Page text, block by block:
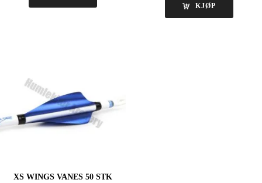
KJØP
XS WINGS VANES 50 STK